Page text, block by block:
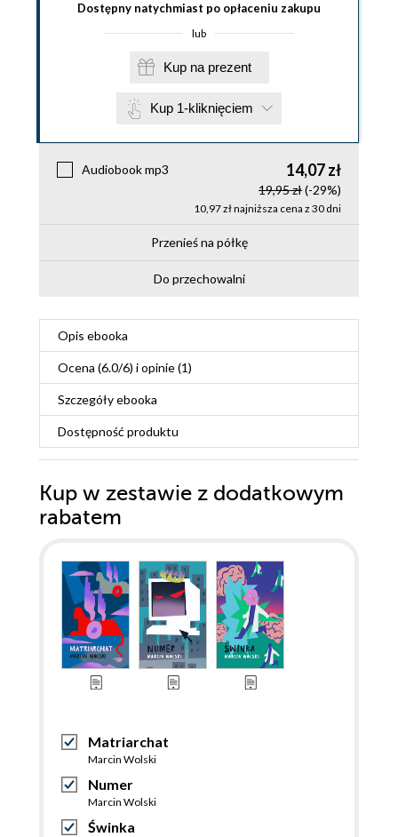
Dostępny natychmiast po opłaceniu zakupu
lub
Kup na prezent
Kup 1-kliknięciem
Audiobook mp3 14,07 zł
19,95 zł(-29%)
10,97 zł najniższa cena z 30 dni
Przenieś na półkę
Do przechowalni
Opis ebooka
Ocena (6.0/6) i opinie (1)
Szczegółyebooka
Dostępność produktu
Kup w zestawie z dodatkowym
rabatem
Matriarchat
Marcin Wolski
Numer
Marcin Wolski
Świnka